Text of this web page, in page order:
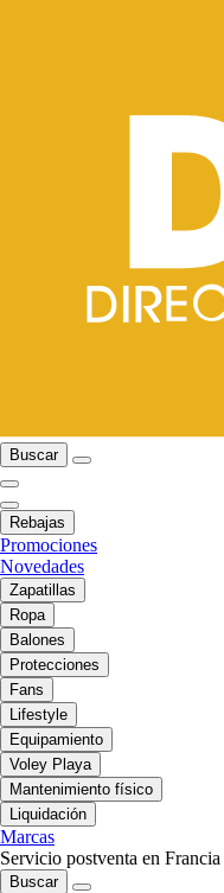
Buscar
Rebajas
Promociones
Novedades
Zapatillas
Ropa
Balones
Protecciones
Fans
Lifestyle
Equipamiento
Voley Playa
Mantenimiento físico
Liquidación
Marcas
Servicio postventa en Francia
Buscar